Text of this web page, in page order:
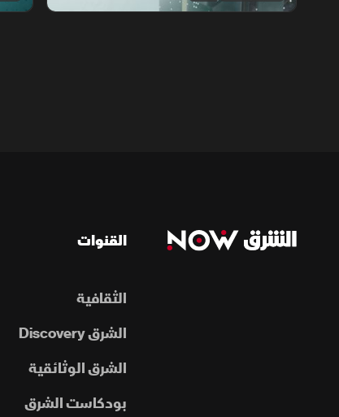
القنوات
الثقافية
الشرق Discovery
الشرق الوثائقية
بودكاست الشرق